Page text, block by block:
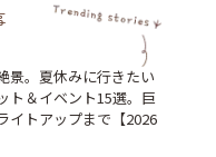
景。夏休みに行きたい
ト＆イベント15選。巨
イトアップまで【2026